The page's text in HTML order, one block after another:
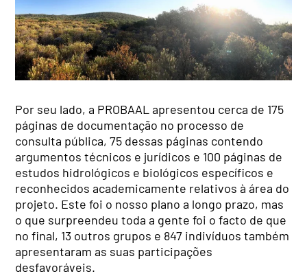
Por seu lado, a PROBAAL apresentou cerca de 175
páginas de documentação no processo de
consulta pública, 75 dessas páginas contendo
argumentos técnicos e jurídicos e 100 páginas de
estudos hidrológicos e biológicos específicos e
reconhecidos academicamente relativos à área do
projeto. Este foi o nosso plano a longo prazo, mas
o que surpreendeu toda a gente foi o facto de que
no final, 13 outros grupos e 847 indivíduos também
apresentaram as suas participações
desfavoráveis.